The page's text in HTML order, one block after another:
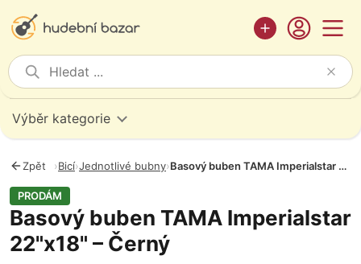
Výběr kategorie
Zpět ›Bicí›Jednotlivé bubny› Basový buben TAMA Imperialstar 22"x18" – Černý
PRODÁM
Basový buben TAMA Imperialstar
22"x18" – Černý